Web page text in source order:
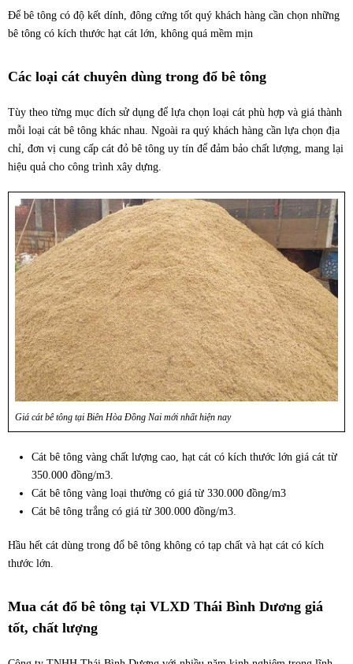
Để bê tông có độ kết dính, đông cứng tốt quý khách hàng cần chọn những
bê tông có kích thước hạt cát lớn, không quá mềm mịn
Các loại cát chuyên dùng trong đổ bê tông
Tùy theo từng mục đích sử dụng để lựa chọn loại cát phù hợp và giá thành
mỗi loại cát bê tông khác nhau. Ngoài ra quý khách hàng cần lựa chọn địa
chỉ, đơn vị cung cấp cát đỏ bê tông uy tín để đảm bảo chất lượng, mang lại
hiệu quả cho công trình xây dựng.
Giá cát bê tông tại Biên Hòa Đồng Nai mới nhất hiện nay
Cát bê tông vàng chất lượng cao, hạt cát có kích thước lớn giá cát từ
350.000 đồng/m3.
Cát bê tông vàng loại thường có giá từ 330.000 đồng/m3
Cát bê tông trắng có giá từ 300.000 đồng/m3.
Hầu hết cát dùng trong đổ bê tông không có tạp chất và hạt cát có kích
thước lớn.
Mua cát đổ bê tông tại VLXD Thái Bình Dương giá
tốt, chất lượng